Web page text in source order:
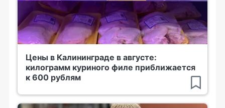
Цены в Калининграде в августе:
килограмм куриного филе приближается
к 600 рублям